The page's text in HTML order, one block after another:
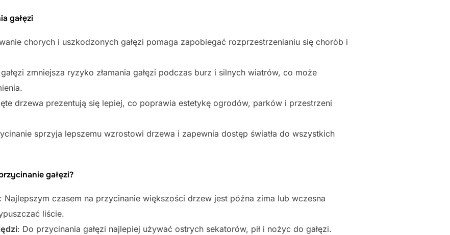
gałęzi
chorych i uszkodzonych gałęzi pomaga zapobiegać rozprzestrzenianiu się chorób i
zmniejsza ryzyko złamania gałęzi podczas burz i silnych wiatrów, co może
drzewa prezentują się lepiej, co poprawia estetykę ogrodów, parków i przestrzeni
sprzyja lepszemu wzrostowi drzewa i zapewnia dostęp światła do wszystkich
gałęzi?
: Najlepszym czasem na przycinanie większości drzew jest późna zima lub wczesna
liście.
: Do przycinania gałęzi najlepiej używać ostrych sekatorów, pił i nożyc do gałęzi.